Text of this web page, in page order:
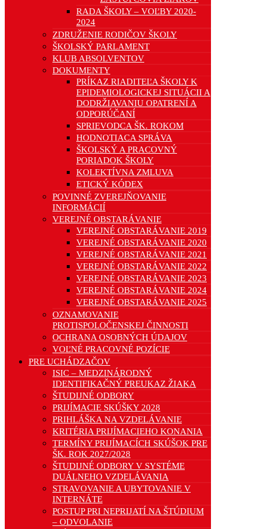
RADA ŠKOLY – VOĽBY 2020-
2024
ZDRUŽENIE RODIČOV ŠKOLY
ŠKOLSKÝ PARLAMENT
KLUB ABSOLVENTOV
DOKUMENTY
PRÍKAZ RIADITEĽA ŠKOLY K
EPIDEMIOLOGICKEJ SITUÁCII A
DODRŽIAVANIU OPATRENÍ A
ODPORÚČANÍ
SPRIEVODCA ŠK. ROKOM
HODNOTIACA SPRÁVA
ŠKOLSKÝ A PRACOVNÝ
PORIADOK ŠKOLY
KOLEKTÍVNA ZMLUVA
ETICKÝ KÓDEX
POVINNÉ ZVEREJŇOVANIE
INFORMÁCIÍ
VEREJNÉ OBSTARÁVANIE
VEREJNÉ OBSTARÁVANIE 2019
VEREJNÉ OBSTARÁVANIE 2020
VEREJNÉ OBSTARÁVANIE 2021
VEREJNÉ OBSTARÁVANIE 2022
VEREJNÉ OBSTARÁVANIE 2023
VEREJNÉ OBSTARÁVANIE 2024
VEREJNÉ OBSTARÁVANIE 2025
OZNAMOVANIE
PROTISPOLOČENSKEJ ČINNOSTI
OCHRANA OSOBNÝCH ÚDAJOV
VOĽNÉ PRACOVNÉ POZÍCIE
PRE UCHÁDZAČOV
ISIC – MEDZINÁRODNÝ
IDENTIFIKAČNÝ PREUKAZ ŽIAKA
ŠTUDIJNÉ ODBORY
PRIJÍMACIE SKÚŠKY 2028
PRIHLÁŠKA NA VZDELÁVANIE
KRITÉRIA PRIJÍMACIEHO KONANIA
TERMÍNY PRIJÍMACÍCH SKÚŠOK PRE
ŠK. ROK 2027/2028
ŠTUDIJNÉ ODBORY V SYSTÉME
DUÁLNEHO VZDELÁVANIA
STRAVOVANIE A UBYTOVANIE V
INTERNÁTE
POSTUP PRI NEPRIJATÍ NA ŠTÚDIUM
– ODVOLANIE